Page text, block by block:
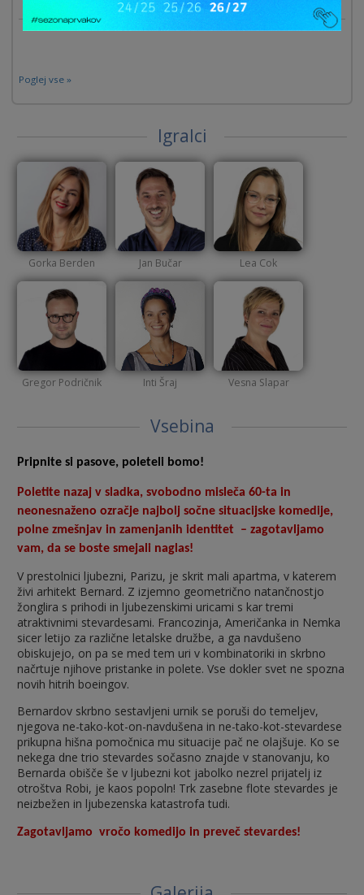
Prihajajoče predstave
Poglej vse »
Igralci
Gorka Berden Jan Bučar Lea Cok
Gregor Podričnik Inti Šraj Vesna Slapar
Vsebina
Pripnite si pasove, poleteli bomo!
Poletite nazaj v sladka, svobodno misleča 60-ta in
neonesnaženo ozračje najbolj sočne situacijske komedije,
polne zmešnjav in zamenjanih identitet – zagotavljamo
vam, da se boste smejali naglas!
V prestolnici ljubezni, Parizu, je skrit mali apartma, v katerem
živi arhitekt Bernard. Z izjemno geometrično natančnostjo
žonglira s prihodi in ljubezenskimi uricami s kar tremi
atraktivnimi stevardesami. Francozinja, Američanka in Nemka
sicer letijo za različne letalske družbe, a ga navdušeno
obiskujejo, on pa se med tem uri v kombinatoriki in skrbno
načrtuje njihove pristanke in polete. Vse dokler svet ne spozna
novih hitrih boeingov.
Bernardov skrbno sestavljeni urnik se poruši do temeljev,
njegova ne-tako-kot-on-navdušena in ne-tako-kot-stevardese
prikupna hišna pomočnica mu situacije pač ne olajšuje. Ko se
nekega dne trio stevardes sočasno znajde v stanovanju, ko
Bernarda obišče še v ljubezni kot jabolko nezrel prijatelj iz
otroštva Robi, je kaos popoln! Trk zasebne flote stevardes je
neizbežen in ljubezenska katastrofa tudi.
Zagotavljamo vročo komedijo in preveč stevardes!